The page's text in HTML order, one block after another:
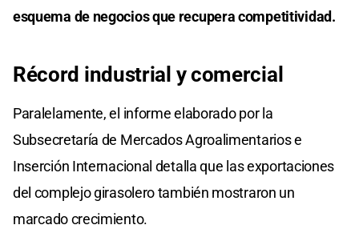
esquema de negocios que recupera competitividad.
Récord industrial y comercial
Paralelamente, el informe elaborado por la
Subsecretaría de Mercados Agroalimentarios e
Inserción Internacional detalla que las exportaciones
del complejo girasolero también mostraron un
marcado crecimiento.